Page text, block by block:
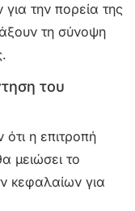
την πορεία της
τη σύνοψη
του
η επιτροπή
μειώσει το
κεφαλαίων για